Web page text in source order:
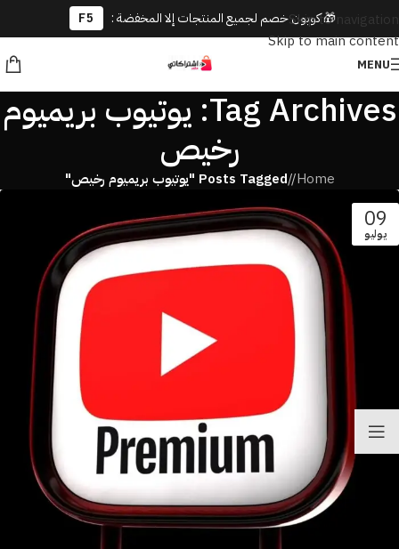
🎁 كوبون خصم لجميع المنتجات إلا المخفضة : F5
Skip to navigation
Skip to main content
MENU
Tag Archives: يوتيوب بريميوم
رخيص
Home
/ Posts Tagged "يوتيوب بريميوم رخيص"
09
يوليو